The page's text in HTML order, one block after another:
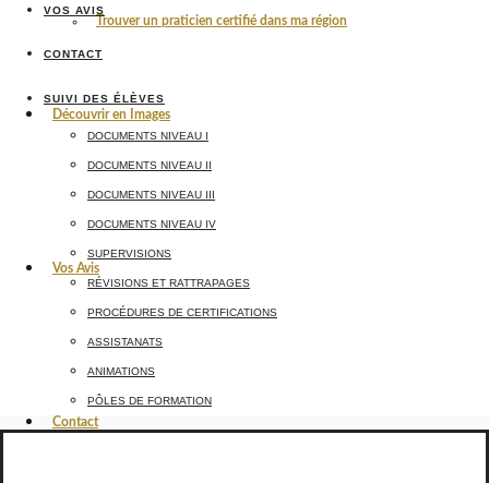
Trouver un praticien certifié dans ma région
Découvrir en Images
Vos Avis
Contact
VOS AVIS
CONTACT
SUIVI DES ÉLÈVES
DOCUMENTS NIVEAU I
DOCUMENTS NIVEAU II
DOCUMENTS NIVEAU III
DOCUMENTS NIVEAU IV
SUPERVISIONS
RÉVISIONS ET RATTRAPAGES
PROCÉDURES DE CERTIFICATIONS
ASSISTANATS
ANIMATIONS
PÔLES DE FORMATION